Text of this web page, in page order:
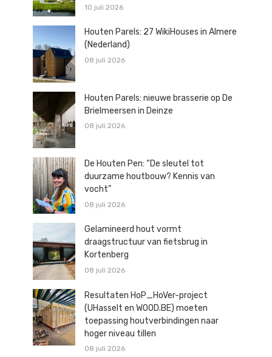
10 juli 2026
Houten Parels: 27 WikiHouses in Almere
(Nederland)
08 juli 2026
Houten Parels: nieuwe brasserie op De
Brielmeersen in Deinze
08 juli 2026
De Houten Pen: “De sleutel tot
duurzame houtbouw? Kennis van
vocht”
08 juli 2026
Gelamineerd hout vormt
draagstructuur van fietsbrug in
Kortenberg
08 juli 2026
Resultaten HoP_HoVer-project
(UHasselt en WOOD.BE) moeten
toepassing houtverbindingen naar
hoger niveau tillen
08 juli 2026